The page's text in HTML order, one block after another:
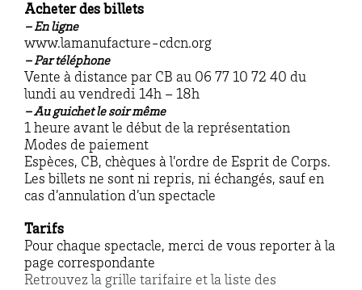
Acheter des billets
– En ligne
www.lamanufacture-cdcn.org
– Par téléphone
Vente à distance par CB au 06 77 10 72 40 du
lundi au vendredi 14h – 18h
– Au guichet le soir même
1 heure avant le début de la représentation
Modes de paiement
Espèces, CB, chèques à l’ordre de Esprit de Corps.
Les billets ne sont ni repris, ni échangés, sauf en
cas d’annulation d’un spectacle
Tarifs
Pour chaque spectacle, merci de vous reporter à la
page correspondante
Retrouvez la grille tarifaire et la liste des